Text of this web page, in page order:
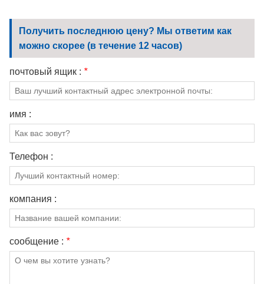
Получить последнюю цену? Мы ответим как
можно скорее (в течение 12 часов)
почтовый ящик : *
имя :
Телефон :
компания :
сообщение : *